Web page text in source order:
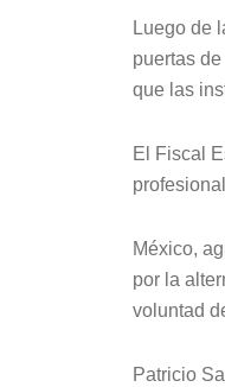
Luego de
puertas
que las
El Fiscal
México,
por la
voluntad
Patricio